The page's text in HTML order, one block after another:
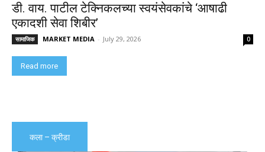
डी. वाय. पाटील टेक्निकलच्या स्वयंसेवकांचे ‘आषाढी
एकादशी सेवा शिबीर’
सामाजिक MARKET MEDIA - July 29, 2026 0
Read more
कला – क्रीडा